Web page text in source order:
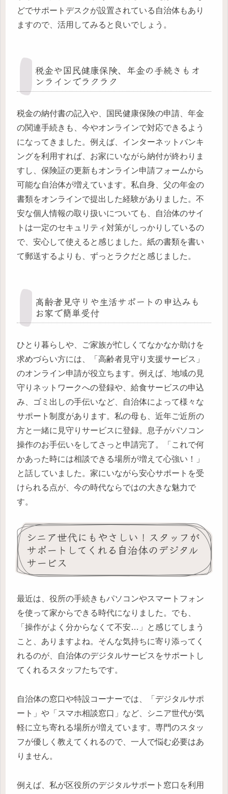
どでサポートデスクが設置されている自治体もあり
ますので、活用してみると良いでしょう。
税金や国民健康保険、年金の手続きもオ
ンラインでラクラク
税金の納付書の記入や、国民健康保険の申請、年金
の関連手続きも、今やオンラインで対応できるよう
になってきました。例えば、インターネットバンキ
ングを利用すれば、お家にいながら納付が終わりま
すし、保険証の更新もオンライン申請フォームから
可能な自治体が増えています。私自身、父の年金の
書類をオンラインで提出した経験がありました。不
安な個人情報の取り扱いについても、自治体のサイ
トは一定のセキュリティ対策がしっかりしているの
で、安心して使えると感じました。紙の書類を書い
て郵送するよりも、ずっとラクだと感じました。
高齢者見守りや生活サポートの申込みも
お家で簡単受付
ひとり暮らしや、ご家族が忙しくてなかなか助けを
求めづらい方には、「高齢者見守り支援サービス」
のオンライン申請が役立ちます。例えば、地域の見
守りネットワークへの登録や、給食サービスの申込
み、ゴミ出しの手伝いなど、自治体によって様々な
サポート制度があります。私の母も、近年ご近所の
方と一緒に見守りサービスに登録。息子がパソコン
操作のお手伝いをしてさっと申請完了。「これで何
かあった時には相談できる場所が増えて心強い！」
と話していました。家にいながら安心サポートを受
けられる点が、今の時代ならではの大きな魅力で
す。
シニア世代にもやさしい！スタッフが
サポートしてくれる自治体のデジタル
サービス
最近は、役所の手続きもパソコンやスマートフォン
を使って家からできる時代になりました。でも、
「操作がよく分からなくて不安…」と感じてしまう
こと、ありますよね。そんな気持ちに寄り添ってく
れるのが、自治体のデジタルサービスをサポートし
てくれるスタッフたちです。
自治体の窓口や特設コーナーでは、「デジタルサポ
ート」や「スマホ相談窓口」など、シニア世代が気
軽に立ち寄れる場所が増えています。専門のスタッ
フが優しく教えてくれるので、一人で悩む必要はあ
りません。
例えば、私が区役所のデジタルサポート窓口を利用